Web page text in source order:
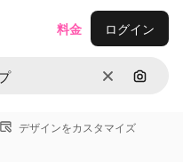
消去 画像で
料金 ログイン
デザインをカスタマイズ